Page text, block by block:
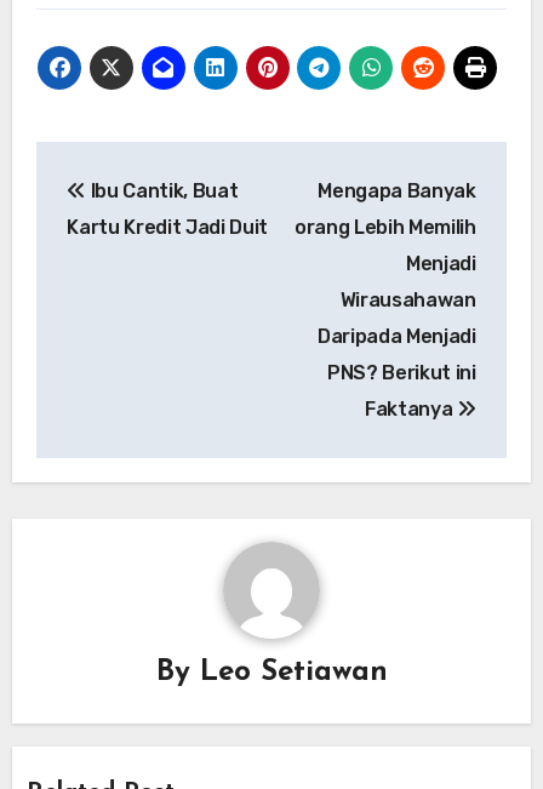
pos
Ibu Cantik, Buat
Kartu Kredit Jadi Duit
Mengapa Banyak
orang Lebih Memilih
Menjadi
Wirausahawan
Daripada Menjadi
PNS? Berikut ini
Faktanya
By Leo Setiawan